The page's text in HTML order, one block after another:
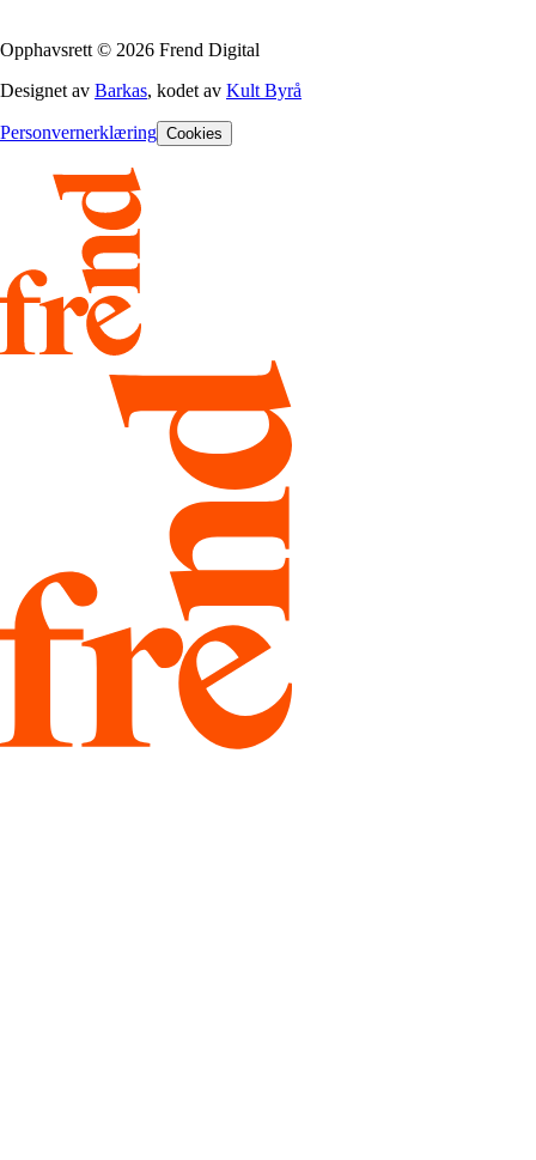
Opphavsrett© 2026 Frend Digital
Designet av Barkas, kodet av Kult Byrå
Personvernerklæring Cookies